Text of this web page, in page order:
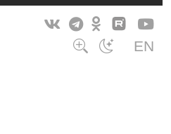
EN